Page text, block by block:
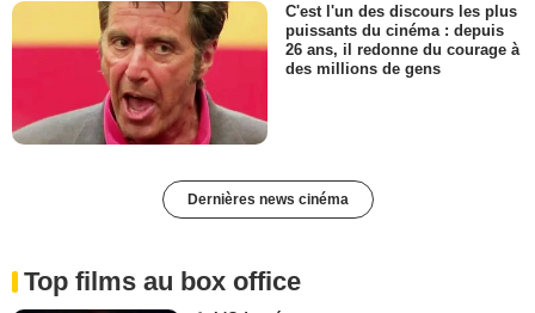
C'est l'un des discours les plus
puissants du cinéma : depuis
26 ans, il redonne du courage à
des millions de gens
Dernières news cinéma
Top films au box office